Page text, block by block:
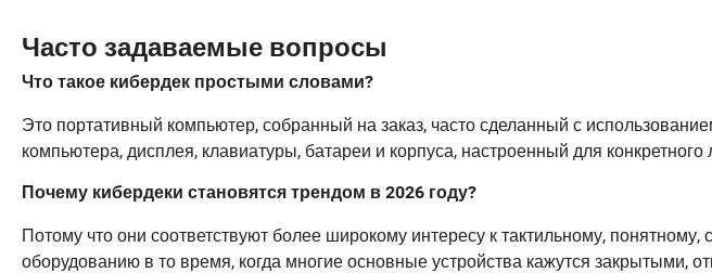
Часто задаваемые вопросы
Что такое кибердек простыми словами?
Это портативный компьютер, собранный на заказ, часто сделанный с
компьютера, дисплея, клавиатуры, батареи и корпуса, настроенный для конкретного
Почему кибердеки становятся трендом в 2026 году?
Потому что они соответствуют более широкому интересу к тактильному,
оборудованию в то время, когда многие основные устройства кажутся закрытыми,